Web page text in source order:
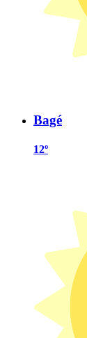
Bagé
12º